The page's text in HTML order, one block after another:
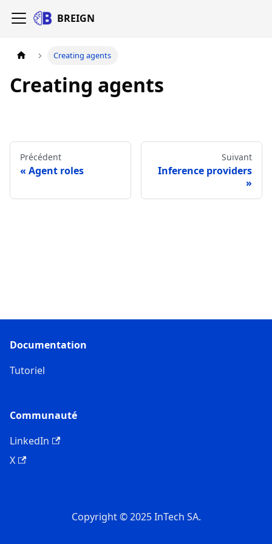
BREIGN
Creating agents
Creating agents
Précédent
Agent roles
Suivant
Inference providers
Documentation
Tutoriel
Communauté
LinkedIn
X
Copyright © 2025 InTech SA.